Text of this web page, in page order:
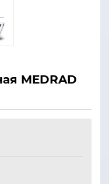
MEDRAD